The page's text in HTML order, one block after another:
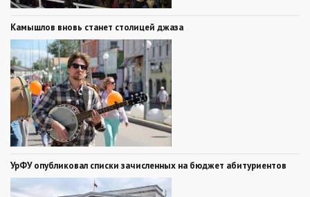
Камышлов вновь станет столицей джаза
УрФУ опубликовал списки зачисленных на бюджет абитуриентов